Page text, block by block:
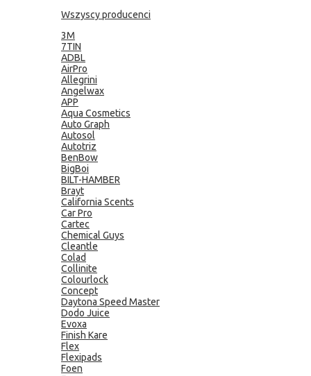
Wszyscy producenci
3M
7TIN
ADBL
AirPro
Allegrini
Angelwax
APP
Aqua Cosmetics
Auto Graph
Autosol
Autotriz
BenBow
BigBoi
BILT-HAMBER
Brayt
California Scents
Car Pro
Cartec
Chemical Guys
Cleantle
Colad
Collinite
Colourlock
Concept
Daytona Speed Master
Dodo Juice
Evoxa
Finish Kare
Flex
Flexipads
Foen